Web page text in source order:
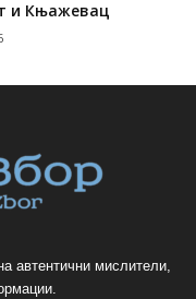
и Књажевац
автентични мислители,